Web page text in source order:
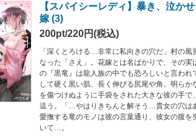
【スパイシーレディ】暴き、泣か
嫁 (3)
200pt/220円(税込)
「深くとろける…非常に私向きの穴だ」村の
なった「さえ」。花嫁とは名ばかりで、その
の『黒竜』は龍人族の中でも恐ろしいと言われ
して硬く黒い肌、長く伸びる尻尾や角。明ら
を傷つけぬように手袋をされた大きな彼の手
這う。「…やはりきちんと解そう…貴女の穴は
愛撫する竜のモノは彼の言葉通り、彼女の腹
いて…。